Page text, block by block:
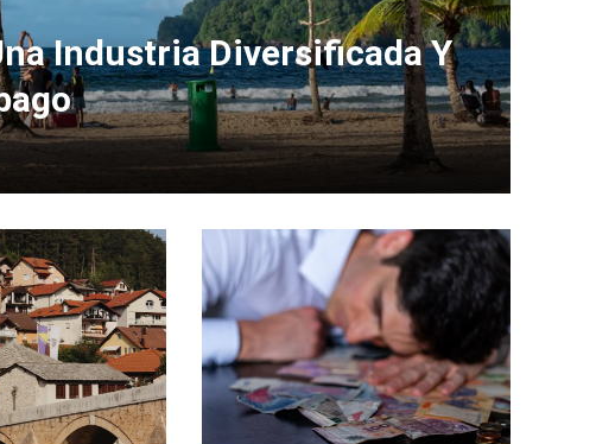
Industria Diversificada Y